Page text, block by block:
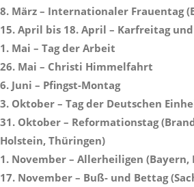
8. März – Internationaler Frauentag
15. April bis 18. April – Karfreitag
1. Mai – Tag der Arbeit
26. Mai – Christi Himmelfahrt
6. Juni – Pfingst-Montag
3. Oktober – Tag der Deutschen
31. Oktober – Reformationstag
Holstein, Thüringen)
1. November – Allerheiligen
17. November – Buß- und Bettag